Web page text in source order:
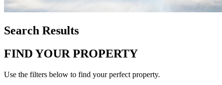
Search Results
FIND YOUR PROPERTY
Use the filters below to find your perfect property.